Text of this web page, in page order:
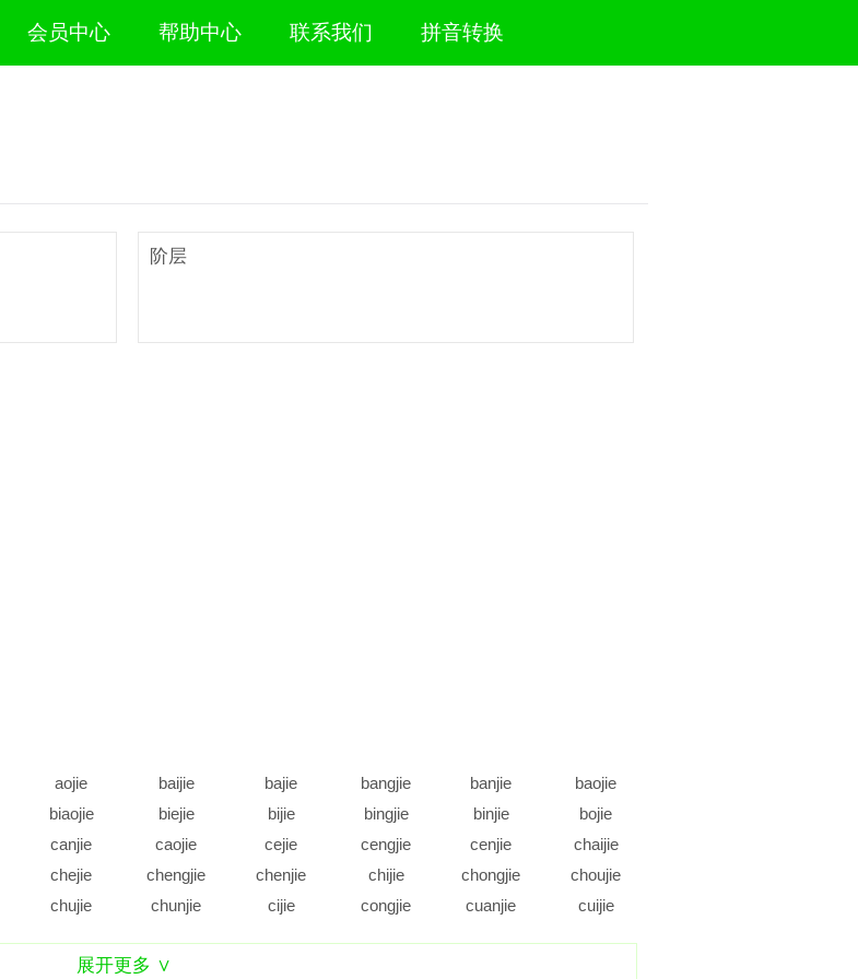
会员中心 帮助中心 联系我们 拼音转换
阶层
aojie baijie bajie bangjie banjie
baojie
biaojie biejie bijie bingjie binjie
bojie
canjie caojie cejie cengjie cenjie
chaijie
chejie chengjie chenjie chijie chongjie
choujie
chujie chunjie cijie congjie cuanjie
cuijie
dijie dingjie
展开更多 ∨